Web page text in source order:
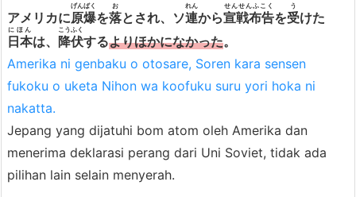
アメリカに原爆
げんばく
を落
お
とされ、ソ連
れん
から宣戦布告
せんせんふこく
を受
う
けた
日本
にほん
は、 降伏
こうふく
するよりほかになかった。
Amerika ni genbaku o otosare, Soren kara sensen
fukoku o uketa Nihon wa koofuku suru yori hoka ni
nakatta.
Jepang yang dijatuhi bom atom oleh Amerika dan
menerima deklarasi perang dari Uni Soviet, tidak ada
pilihan lain selain menyerah.